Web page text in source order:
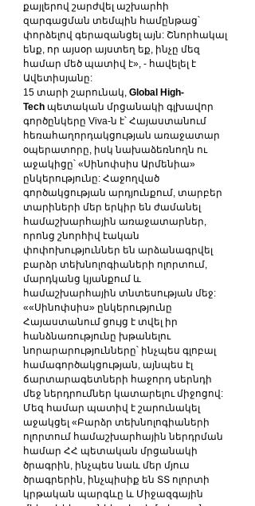
քայլերով շարժվել աշխարհի
զարգացման տեմպին համընթաց՝
փորձելով գերազանցել այն: Շնորհակալ
ենք, որ այսօր այստեղ եք, ինչը մեզ
համար մեծ պատիվ է», - հավելել է
Ավետիսյանը:
15 տարի շարունակ, Global High-
Tech պետական մրցանակի գլխավոր
գործընկերը Viva-ն է՝ Հայաստանում
հեռահաղորդակցության առաջատար
օպերատորը, իսկ նախաձեռնողն ու
աջակիցը՝ «Սինոփսիս Արմենիա»
ընկերությունը: Հաջողված
գործակցության արդյունքում, տարբեր
տարիների մեր երկիր են ժամանել
համաշխարհային առաջատարներ,
որոնց շնորհիվ էական
փոփոխություններ են արձանագրվել
բարձր տեխնոլոգիաների ոլորտում,
մարդկանց կյանքում և
համաշխարհային տնտեսության մեջ:
««Սինոփսիս» ընկերությունը
Հայաստանում ցույց է տվել իր
հանձնառությունը խթանելու
նորարարությունները՝ ինչպես գլոբալ
համագործակցության, այնպես էլ
ճարտարագետների հաջորդ սերնդի
մեջ ներդրումներ կատարելու միջոցով:
Մեզ համար պատիվ է շարունակել
աջակցել «Բարձր տեխնոլոգիաների
ոլորտում համաշխարհային ներդրման
համար ՀՀ պետական ​​մրցանակի
ծրագրին, ինչպես նաև մեր մյուս
ծրագրերին, ինչպիսիք են ՏՏ ոլորտի
կրթական պարգևը և Միջազգային